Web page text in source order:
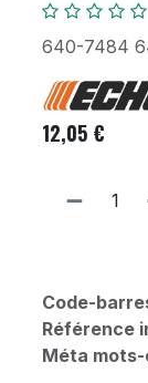
640-7484
12,05 €
Code-
Référence
Méta